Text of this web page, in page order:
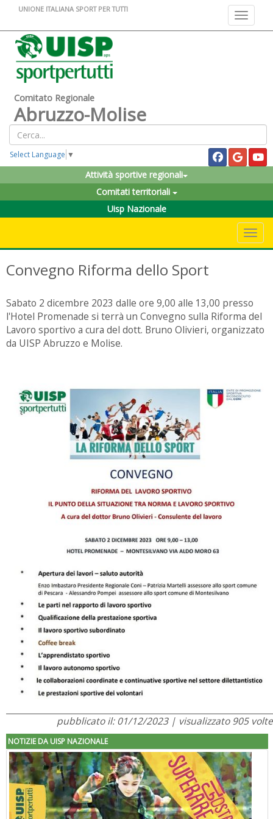
Toggle
UNIONE ITALIANA SPORT PER TUTTI
Comitato Regionale
Abruzzo-Molise
Select Language ▼
Attività sportive regionali
Comitati territoriali
Uisp Nazionale
Convegno Riforma dello Sport
Sabato 2 dicembre 2023 dalle ore 9,00 alle 13,00 presso
l'Hotel Promenade si terrà un Convegno sulla Riforma del
Lavoro sportivo a cura del dott. Bruno Olivieri, organizzato
da UISP Abruzzo e Molise.
pubblicato il: 01/12/2023 | visualizzato 905 volte
NOTIZIE DA UISP NAZIONALE